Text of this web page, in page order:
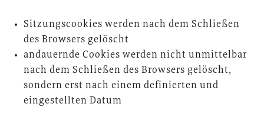
Sitzungscookies werden nach dem Schließen
des Browsers gelöscht
andauernde Cookies werden nicht unmittelbar
nach dem Schließen des Browsers gelöscht,
sondern erst nach einem definierten und
eingestellten Datum